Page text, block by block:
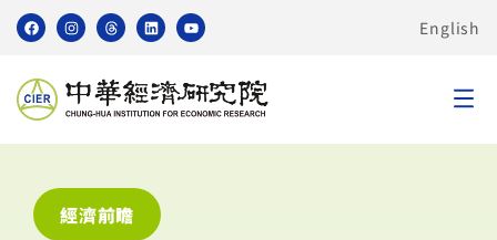
English
經濟前瞻